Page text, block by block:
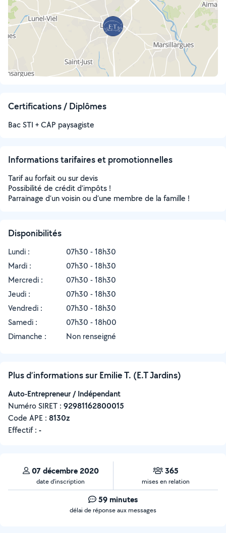
Certifications / Diplômes
Bac STI + CAP paysagiste
Informations tarifaires et promotionnelles
Tarif au forfait ou sur devis
Possibilité de crédit d’impôts !
Parrainage d’un voisin ou d’une membre de la famille !
Disponibilités
Lundi :
07h30 - 18h30
Mardi :
07h30 - 18h30
Mercredi :
07h30 - 18h30
Jeudi :
07h30 - 18h30
Vendredi :
07h30 - 18h30
Samedi :
07h30 - 18h00
Dimanche :
Non renseigné
Plus d’informations sur Emilie T. (E.T Jardins)
Auto-Entrepreneur / Indépendant
Numéro SIRET : ‍92981162800015
Code APE : 8130z
Effectif : -
07 décembre 2020
date d’inscription
365
mises en relation
59 minutes
délai de réponse aux messages